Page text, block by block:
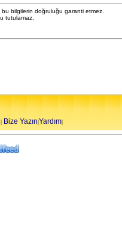
bu bilgilerin doğruluğu garanti etmez.
tutulamaz.
| Bize Yazın|Yardım|